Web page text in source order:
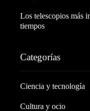
Los telescopios más
tiempos
Categorías
Ciencia y tecnología
Cultura y ocio